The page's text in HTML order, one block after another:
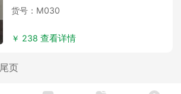
货号：M030
￥ 238查看详情
尾页